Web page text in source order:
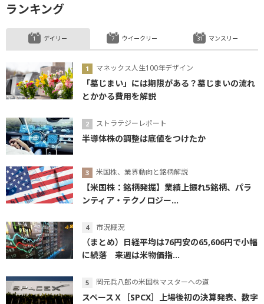
ランキング
デイリー
マネックス人生100年デザイン
「墓じまい」には期限がある？墓じまいの流れ
とかかる費用を解説
ストラテジーレポート
半導体株の調整は底値をつけたか
米国株、業界動向と銘柄解説
【米国株：銘柄発掘】業績上振れ5銘柄、パラ
ンティア・テクノロジー...
市況概況
（まとめ）日経平均は76円安の65,606円で小幅
に続落 来週は米物価指...
岡元兵八郎の米国株マスターへの道
スペースＸ［SPCX］上場後初の決算発表、数字
ウイークリー マンスリー